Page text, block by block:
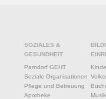
SOZIALES &
GESUNDHEIT
Parndorf GEHT
Soziale Organisationen
Pflege und Betreuung
Apotheke